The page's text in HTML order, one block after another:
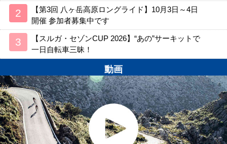
【第3回 八ヶ岳高原ロングライド】10月3日～4日
開催 参加者募集中です
【スルガ・セゾンCUP 2026】“あの”サーキットで
一日自転車三昧！
動画